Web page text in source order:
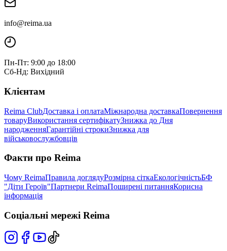
info@reima.ua
Пн-Пт: 9:00 до 18:00
Сб-Нд: Вихідний
Клієнтам
Reima ClubДоставка і оплатаМіжнародна доставкаПовернення
товаруВикористання сертифікатуЗнижка до Дня
народженняГарантійні строкиЗнижка для
військовослужбовців
Факти про Reima
Чому ReimaПравила доглядуРозмірна сіткаЕкологічністьБФ
"Діти Героїв"Партнери ReimaПоширені питанняКорисна
інформація
Соціальні мережі Reima